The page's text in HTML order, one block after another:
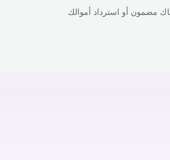
مضمون أو استرداد أموالك